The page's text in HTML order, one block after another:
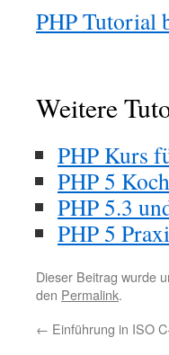
PHP Tutorial
Weitere
PHP Kurs
PHP 5
PHP 5.3
PHP 5
Dieser Beitrag wurde
den Permalink.
← Einführung in ISO